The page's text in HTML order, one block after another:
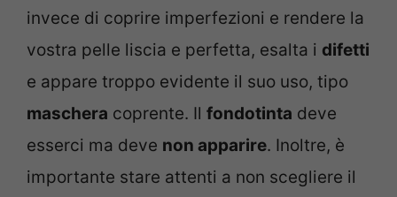
invece di coprire imperfezioni e rendere la
vostra pelle liscia e perfetta, esalta i difetti
e appare troppo evidente il suo uso, tipo
maschera coprente. Il fondotinta deve
esserci ma deve non apparire. Inoltre, è
importante stare attenti a non scegliere il